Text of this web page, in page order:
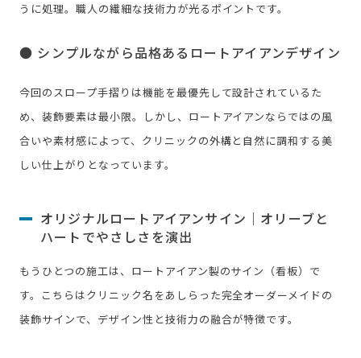
うに処理。職人の繊細な技術力が光るポイントです。
● シンプルながら品格あるロートアイアンデザイン
今回のスロープ手摺りは機能を最優先して設計されているた
め、装飾要素は最小限。しかし、ロートアイアンならではの風
合いや素材感によって、クリニックの外構と自然に調和する美
しい仕上がりとなっています。
オリジナルロートアイアンサイン｜オリーブと
ハートでやさしさを演出
もうひとつの施工は、ロートアイアン製のサイン（看板）で
す。こちらはクリニック名をあしらった完全オーダーメイドの
装飾サインで、デザイン性と技術力の融合が特徴です。